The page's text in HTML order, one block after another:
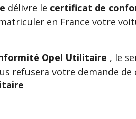
délivre le certificat de
en France votre
Opel Utilitaire , le
refusera votre demande de